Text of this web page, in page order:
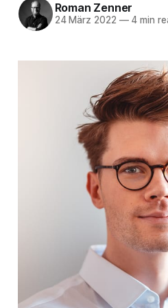
Roman Zenner
24 März 2022 —4 min